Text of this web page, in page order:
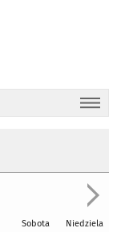
Sobota Niedziela